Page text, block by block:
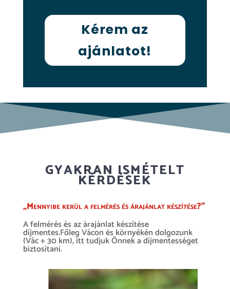
Kérem az
ajánlatot!
GYAKRAN ISMÉTELT
KÉRDÉSEK
„Mennyibe kerül a felmérés és árajánlat készítése?”
A felmérés és az árajánlat készítése
díjmentes.Főleg Vácon és környékén dolgozunk
(Vác + 30 km), itt tudjuk Önnek a díjmentességet
biztosítani.